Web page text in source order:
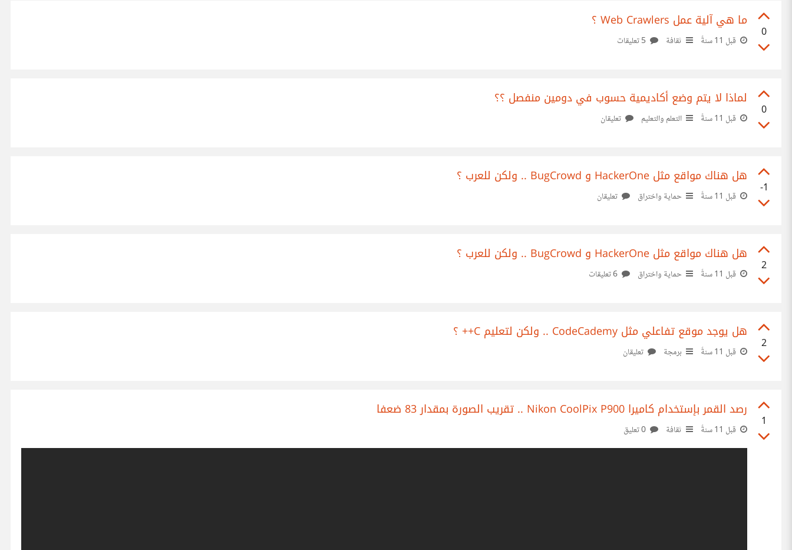
0
ما هي آلية عمل Web Crawlers ؟
قبل 11 سنةً ثقافة
0
لماذا لا يتم وضع أكاديمية حسوب في دومين منفصل ؟؟
قبل 11 سنةً التعلم والتعليم تعليقان
-1
هل هناك مواقع مثل HackerOne و BugCrowd .. ولكن للعرب ؟
قبل 11 سنةً حماية واختراق تعليقان
2
هل هناك مواقع مثل HackerOne و BugCrowd .. ولكن للعرب ؟
قبل 11 سنةً حماية واختراق
2
هل يوجد موقع تفاعلي مثل CodeCademy .. ولكن لتعليم C++ ؟
قبل 11 سنةً برمجة تعليقان
1
رصد القمر بإستخدام كاميرا Nikon CoolPix P900 .. تقريب الصورة بمقدار 83 ضعفا
قبل 11 سنةً ثقافة